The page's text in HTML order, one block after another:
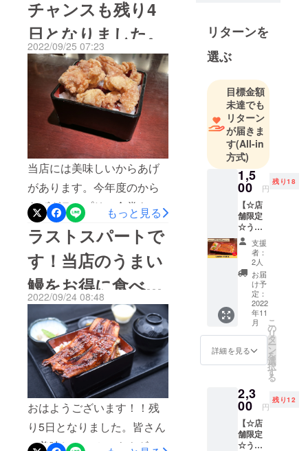
日で終了を迎えます。思い
起こせばプロジェクト開始
時から担当者が退職するな
ど、ハプニングの連続で、
苦難を乗り越えてプロジェ
クト開始する事ができまし
た。不慣れな事もあり、集
中できたかと言えばやり切
れていなかったのが現状で
す。スタートこそ予定通り
ではありましたが、50%達
成まで、大誤算でした。そ
れでも折れそうな時に何よ
り勇気づけられたのは皆様
からの応援です。今もな
お、少しずつでも応援頂
き、一歩一歩目標に近づい
ております。当店のうなぎ
はニホンウナギを使用。食
べた皆さんは本当に美味し
いと好評を頂きます。来店
もまだまだ認知度が低く、
満席になる事は少ないです
チャンスも残り4
日となりました。
2022/09/25 07:23
当店には美味しいからあげ
があります。今年度のから
あげグランプリで金賞を受
賞しました大阪からあげ研
究所は、実は、、、な、お
店です。このからあげをさ
らに進化させて肉汁溢れる
塩からあげが完成しまし
た。うなぎばっかりやった
ら飽きるって方も、せっか
く来たんやけど、連れが鰻
苦手で何かあったら、これ
食べてみて！？晩餐館でお
なじみのあの偉いさん
も、、、この塩からあげ今
もっと見る
ラストスパートで
す！当店のうまい
鰻をお得に食べる
チャンス！
2022/09/24 08:48
おはようございます！！残
り5日となりました。皆さん
に美味しいニホンウナギを
時代を乗り
切る飲食業
態とは？お
客様に喜ん
で頂ける
サービスと
は？
食べること
が大好きで
す。
45歳独身。
今夜ご飯ご
一緒如何で
しょうか？
リターンを
選ぶ
目標金額
未達でも
リターン
が届きま
す(All-in
方式)
1,5
00 円
残り18
【☆店
舗限定
☆うな
重
（並）
】 うな
重
（並）1
個のお
値段で
次回使
えるう
な重
（並）
のお食
事券1回
渡しい
たしま
す。 ※
店頭で
のご利
用に限
支援
者：
2人
お届
け予
定：
2022
年11
月
詳細を見る
こ
の
リ
タ
ー
ン
を
選
択
す
る
2,3
00 円
残り12
【☆店
舗限定
☆うな